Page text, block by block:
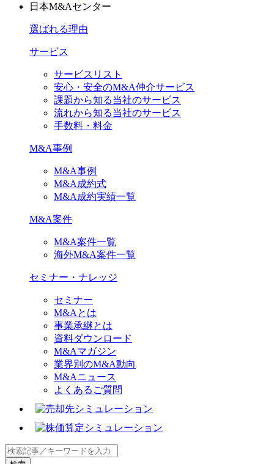
日本M&Aセンター
選ばれる理由
サービス
サービスリスト
安心・安全のM&A仲介サービス
課題から知る当社のサービス
流れから知る当社のサービス
手数料・料金
M&A事例
M&A事例
M&A成約式
M&A成約実績一覧
M&A案件
M&A案件一覧
海外M&A案件一覧
セミナー・ナレッジ
セミナー
M&Aとは
事業承継とは
資料ダウンロード
M&Aマガジン
業界別のM&A動向
M&Aニュース
よくあるご質問